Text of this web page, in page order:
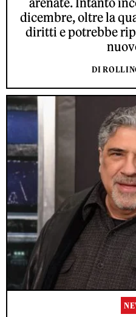
dicembre, oltre la
diritti e potrebbe
DI